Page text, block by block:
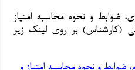
ضوابط و نحوه محاسبه امتیاز
(کارشناس) بر روی لینک زیر